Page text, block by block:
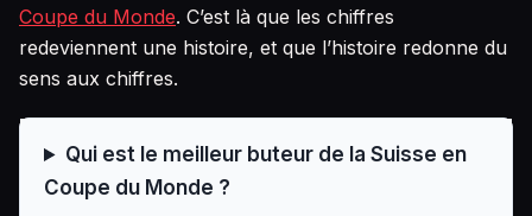
Coupe du Monde. C’est là que les chiffres
redeviennent une histoire, et que l’histoire redonne du
sens aux chiffres.
Qui est le meilleur buteur de la Suisse en
Coupe du Monde ?